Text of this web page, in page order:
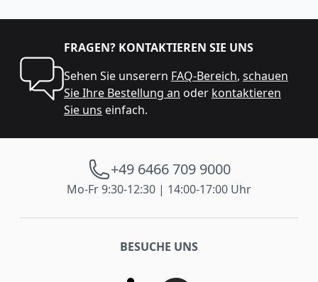
FRAGEN? KONTAKTIEREN SIE UNS
Sehen Sie unserern FAQ-Bereich, schauen
Sie Ihre Bestellung an oder kontaktieren
Sie uns einfach.
+49 6466 709 9000
Mo-Fr 9:30-12:30 | 14:00-17:00 Uhr
BESUCHE UNS